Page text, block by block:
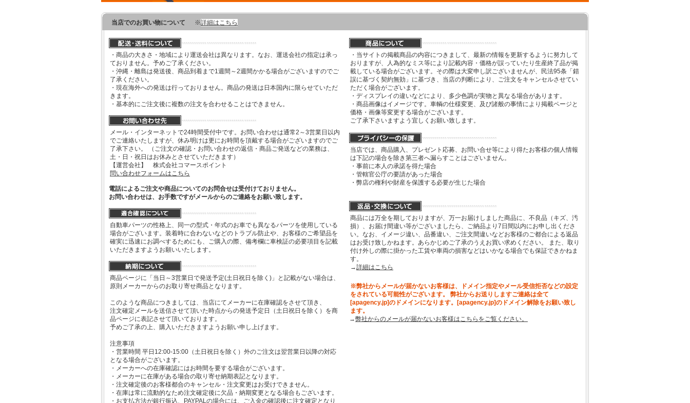
当店でのお買い物について ※詳細はこちら
・商品の大きさ・地域により運送会社は異なります。なお、運送会社の指定は承っ
ておりません。予めご了承ください。
・沖縄・離島は発送後、商品到着まで1週間～2週間かかる場合がございますのでご
了承ください。
・現在海外への発送は行っておりません。商品の発送は日本国内に限らせていただ
きます。
・基本的にご注文後に複数の注文を合わせることはできません。
メール・インターネットで24時間受付中です。お問い合わせは通常2～3営業日以内
でご連絡いたしますが、休み明けは更にお時間を頂戴する場合がございますのでご
了承下さい。 （ご注文の確認・お問い合わせの返信・商品ご発送などの業務は、
土・日・祝日はお休みとさせていただきます）
【運営会社】 株式会社コマースポイント
問い合わせフォームはこちら
電話によるご注文や商品についてのお問合せは受付けておりません。
お問い合わせは、お手数ですがメールからのご連絡をお願い致します。
自動車パーツの性格上、同一の型式・年式のお車でも異なるパーツを使用している
場合がございます。装着時に合わないなどのトラブル防止や、お客様のご希望品を
確実に迅速にお調べするためにも、ご購入の際、備考欄に車検証の必要項目を記載
いただきますようお願いいたします。
商品ページに「当日～3営業日で発送予定(土日祝日を除く)」と記載がない場合は、
原則メーカーからのお取り寄せ商品となります。
このような商品につきましては、当店にてメーカーに在庫確認をさせて頂き、
注文確定メールを送信させて頂いた時点からの発送予定日（土日祝日を除く）を商
品ページに表記させて頂いております。
予めご了承の上、購入いただきますようお願い申し上げます。
注意事項
・営業時間 平日12:00-15:00（土日祝日を除く）外のご注文は翌営業日以降の対応
となる場合がございます。
・メーカーへの在庫確認にはお時間を要する場合がございます。
・メーカーに在庫がある場合の取り寄せ納期表記となります。
・注文確定後のお客様都合のキャンセル・注文変更はお受けできません。
・在庫は常に流動的なため注文確定後に欠品・納期変更となる場合もございます。
・お支払方法が銀行振込、PAYPALの場合には、ご入金の確認後に注文確定となり
・当サイトの掲載商品の内容につきまして、最新の情報を更新するように努力して
おりますが、人為的なミス等により記載内容・価格が誤っていたり生産終了品が掲
載している場合がございます。その際は大変申し訳ございませんが、民法95条「錯
誤に基づく契約無効」に基づき、当店の判断により、ご注文をキャンセルさせてい
ただく場合がございます。
・ディスプレイの違いなどにより、多少色調が実物と異なる場合があります。
・商品画像はイメージです。車輌の仕様変更、及び諸般の事情により掲載ページと
価格・画像等変更する場合がございます。
ご了承下さいますよう宜しくお願い致します。
当店では、商品購入、プレゼント応募、お問い合せ等により得たお客様の個人情報
は下記の場合を除き第三者へ漏らすことはございません。
・事前に本人の承諾を得た場合
・管轄官公庁の要請があった場合
・弊店の権利や財産を保護する必要が生じた場合
商品には万全を期しておりますが、万一お届けしました商品に、不良品（キズ、汚
損）、お届け間違い等がございましたら、ご納品より7日間以内にお申し出くださ
い。なお、イメージ違い、品番違い、ご注文間違いなどお客様のご都合による返品
はお受け致しかねます。あらかじめご了承のうえお買い求めください。 また、取り
付け外しの際に掛かった工賃や車両の損害などはいかなる場合でも保証できかねま
す。
→詳細はこちら
※弊社からメールが届かないお客様は、ドメイン指定やメール受信拒否などの設定
をされている可能性がございます。 弊社からお送りしますご連絡は全て
[apagency.jp]のドメインになります。[apagency.jp]のドメイン解除をお願い致し
ます。
→弊社からのメールが届かないお客様はこちらをご覧ください。